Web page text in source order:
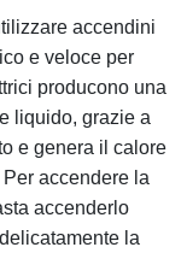
accendini
e veloce per
producono una
liquido, grazie a
e genera il calore
accendere la
accenderlo
la